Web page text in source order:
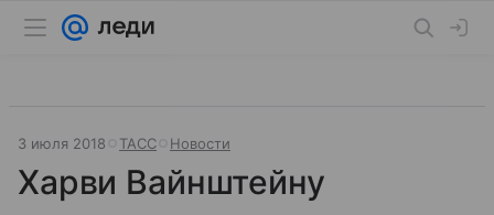
3 июля 2018 ТАСС Новости
Харви Вайнштейну